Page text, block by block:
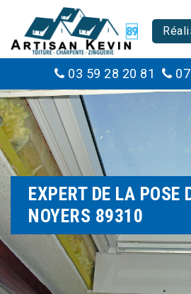
03 59 28 20 81
EXPERT DE LA POSE
NOYERS 89310